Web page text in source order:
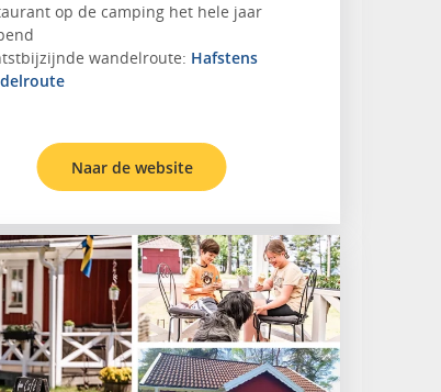
op de camping het hele jaar
wandelroute: Hafstens
Naar de website